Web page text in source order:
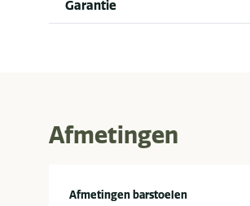
Garantie
Afmetingen
Afmetingen barstoelen